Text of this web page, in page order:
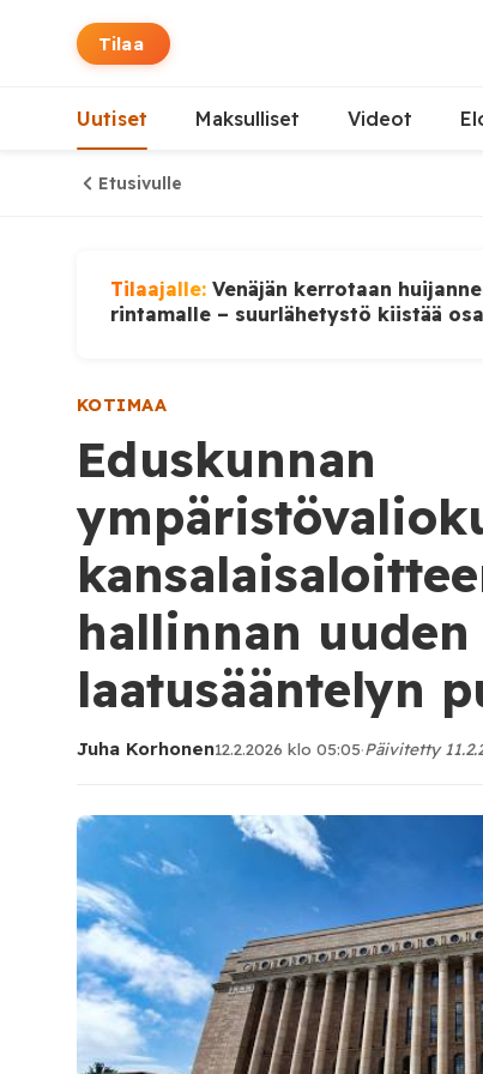
Tilaa
Uutiset Maksulliset Videot
Etusivulle
Tilaajalle: Venäjän kerrotaan
rintamalle – suurlähetystö kiistää
KOTIMAA
Eduskunnan
hallinnan uuden
laatusääntelyn
Juha Korhonen12.2.2026 klo 05:05·Päivitetty